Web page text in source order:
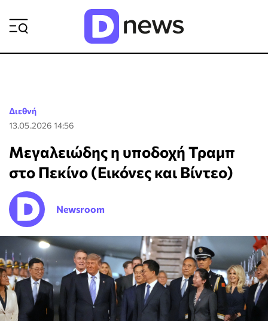
Διεθνή
13.05.2026 14:56
Μεγαλειώδης η υποδοχή Τραμπ
στο Πεκίνο (Εικόνες και Βίντεο)
Newsroom